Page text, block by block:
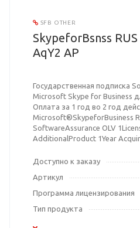
SFB OTHER
SkypeforBsnss RUS
AqY2 AP
Государственная подписка
Microsoft Skype for Business
Оплата за 1 год во 2 год
Microsoft®SkypeforBusiness
SoftwareAssurance OLV
AdditionalProduct 1Year
Доступно к заказу
Артикул
Программа лицензирования
Тип продукта